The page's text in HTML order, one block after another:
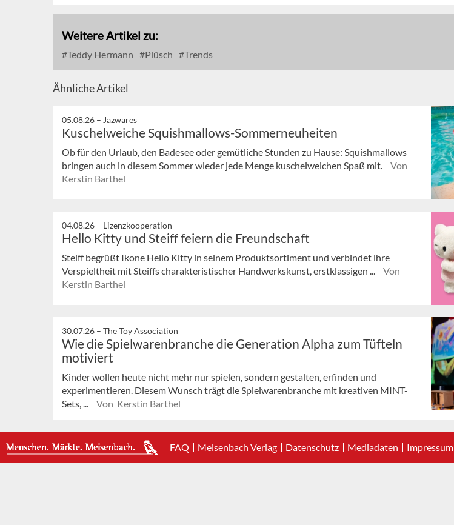
Weitere Artikel zu:
Teddy Hermann Plüsch Trends
Ähnliche Artikel
05.08.26 – Jazwares
Kuschelweiche Squishmallows-Sommerneuheiten
Ob für den Urlaub, den Badesee oder gemütliche Stunden zu Hause: Squishmallows
bringen auch in diesem Sommer wieder jede Menge kuschelweichen Spaß mit.
Von
Kerstin Barthel
04.08.26 – Lizenzkooperation
Hello Kitty und Steiff feiern die Freundschaft
Steiff begrüßt Ikone Hello Kitty in seinem Produktsortiment und verbindet ihre
Verspieltheit mit Steiffs charakteristischer Handwerkskunst, erstklassigen ...
Von
Kerstin Barthel
30.07.26 – The Toy Association
Wie die Spielwarenbranche die Generation Alpha zum Tüfteln
motiviert
Kinder wollen heute nicht mehr nur spielen, sondern gestalten, erfinden und
experimentieren. Diesem Wunsch trägt die Spielwarenbranche mit kreativen MINT-
Sets, ...
Von Kerstin Barthel
FAQ Meisenbach Verlag Datenschutz Mediadaten Impressum